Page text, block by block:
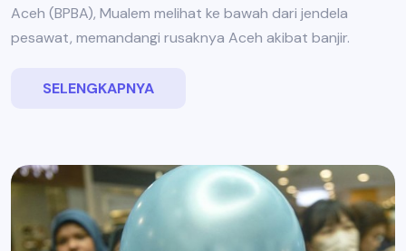
Aceh (BPBA), Mualem melihat ke bawah dari jendela
pesawat, memandangi rusaknya Aceh akibat banjir.
SELENGKAPNYA